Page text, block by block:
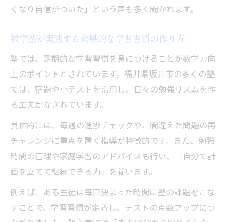
くなり自信がついた」という声も多く聞かれます。
数学塾が実践する効果的な学習習慣の作り方
塾では、定期的な学習習慣を身につけることが数学力向
上のポイントとされています。福井県坂井市の多くの塾
では、宿題や小テストを活用し、日々の勉強リズムを作
る工夫がなされています。
具体的には、毎週の進捗チェックや、間違えた問題の再
チャレンジに重点を置く指導が特徴的です。また、勉強
時間の管理や家庭学習のアドバイスも行い、「自分で計
画を立てて継続できる力」を養います。
例えば、ある生徒は毎日決まった時間に塾の課題をこな
すことで、学習習慣が定着し、テストの点数アップにつ